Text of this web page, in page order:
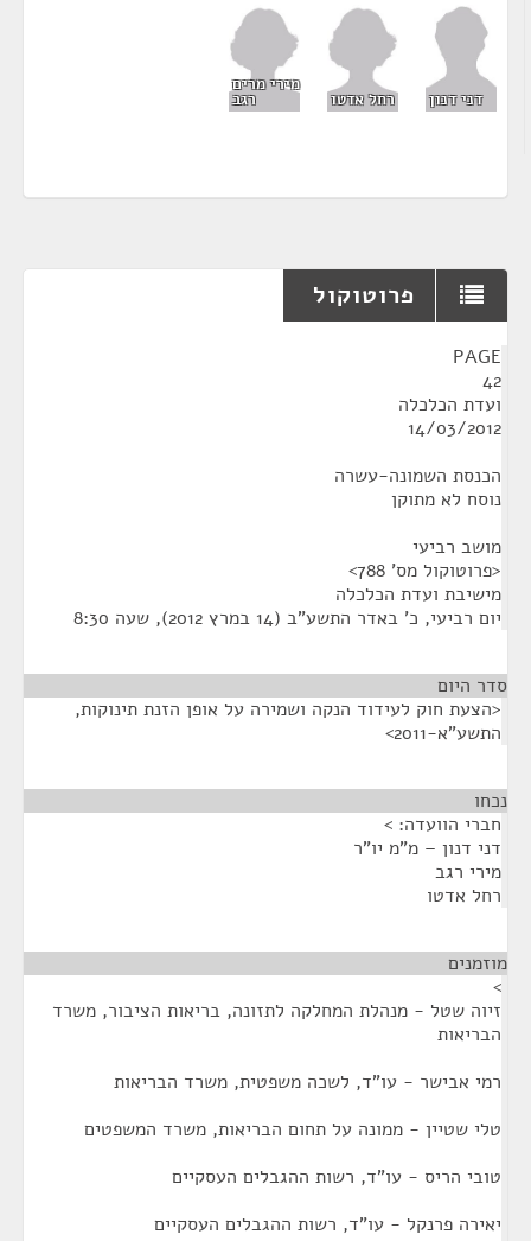
דני דנון רחל אדטו
מירי מרים
רגב
פרוטוקול
PAGE
42
ועדת הכלכלה
14/03/2012
הכנסת השמונה-עשרה
נוסח לא מתוקן
מושב רביעי
<פרוטוקול מס' 788>
מישיבת ועדת הכלכלה
יום רביעי, כ' באדר התשע"ב (14 במרץ 2012), שעה 8:30
סדר היום
<הצעת חוק לעידוד הנקה ושמירה על אופן הזנת תינוקות,
התשע"א-2011>
נכחו
חברי הוועדה: >
דני דנון – מ"מ יו"ר
מירי רגב
רחל אדטו
מוזמנים
>
זיוה שטל - מנהלת המחלקה לתזונה, בריאות הציבור, משרד
הבריאות
רמי אבישר - עו"ד, לשכה משפטית, משרד הבריאות
טלי שטיין - ממונה על תחום הבריאות, משרד המשפטים
טובי הריס - עו"ד, רשות ההגבלים העסקיים
יאירה פרנקל - עו"ד, רשות ההגבלים העסקיים